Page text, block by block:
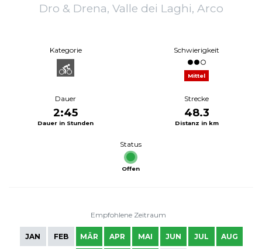
Dro & Drena, Valle dei Laghi, Arco
Kategorie Schwierigkeit
Mittel
Dauer
2:45
Dauer in Stunden
Strecke
48.3
Distanz in km
Status
Offen
Empfohlene Zeitraum
JAN FEB MÄR APR MAI JUN JUL AUG